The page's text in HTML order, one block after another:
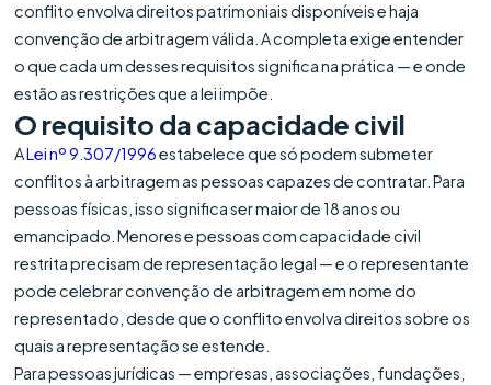
conflito envolva direitos patrimoniais disponíveis e haja
convenção de arbitragem válida. A completa exige entender
o que cada um desses requisitos significa na prática — e onde
estão as restrições que a lei impõe.
O requisito da capacidade civil
ALei nº 9.307/1996estabelece que só podem submeter
conflitos à arbitragem as pessoas capazes de contratar. Para
pessoas físicas, isso significa ser maior de 18 anos ou
emancipado. Menores e pessoas com capacidade civil
restrita precisam de representação legal — e o representante
pode celebrar convenção de arbitragem em nome do
representado, desde que o conflito envolva direitos sobre os
quais a representação se estende.
Para pessoas jurídicas — empresas, associações, fundações,